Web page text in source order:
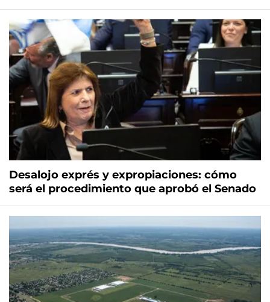
Desalojo exprés y expropiaciones: cómo
será el procedimiento que aprobó el Senado